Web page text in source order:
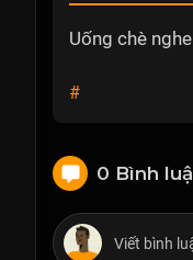
Uống chè
#
0 Bình